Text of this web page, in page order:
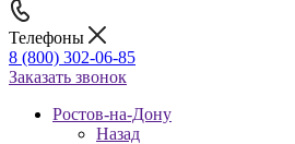
Телефоны
8 (800) 302-06-85
Заказать звонок
Ростов-на-Дону
Назад